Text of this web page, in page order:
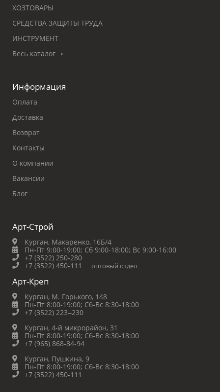
ХОЗТОВАРЫ
СРЕДСТВА ЗАЩИТЫ ТРУДА
ИНСТРУМЕНТ
Весь каталог ➝
Информация
Оплата
Доставка
Возврат
Контакты
О компании
Вакансии
Блог
Арт-Строй
Курган, Макаренко, 16Б/4
Пн-Пт 9:00-19:00; Сб 9:00-18:00; Вс 9:00-16:00
+7 (3522) 250-280
+7 (3522) 450-111
оптовый отдел
Арт-Креп
Курган, М. Горького, 148
Пн-Пт 8:00-19:00; Сб-Вс 8:30-18:00
+7 (3522) 223‒230
Курган, 4-й микрорайон, 31
Пн-Пт 8:00-19:00; Сб-Вс 8:30-18:00
+7 (965) 868-84-94
Курган, Пушкина, 9
Пн-Пт 8:00-19:00; Сб-Вс 8:30-18:00
+7 (3522) 450-111